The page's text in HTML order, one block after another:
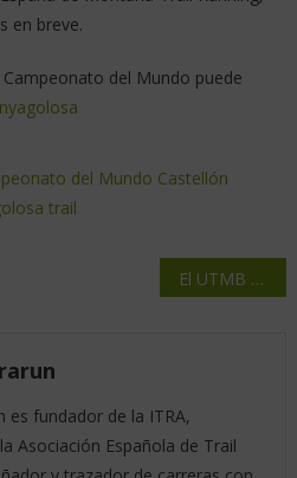
en breve.
del Mundo puede
del Mundo Castellón
trail
El UTMB premiará a los vencedores con premios en metálico
es fundador de la ITRA,
Asociación Española de Trail